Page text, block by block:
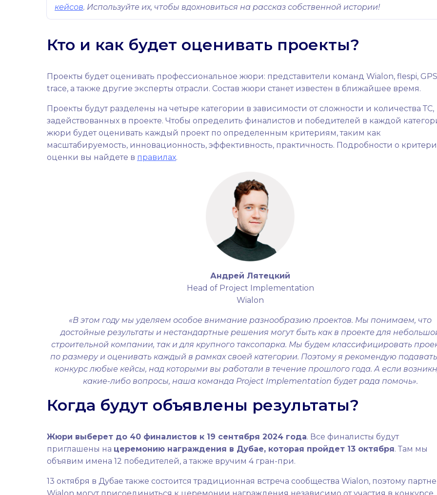
кейсов. Используйте их, чтобы вдохновиться на рассказ собственной истории!
Кто и как будет оценивать проекты?
Проекты будет оценивать профессиональное жюри: представители команд Wialon, flespi,
trace, а также другие эксперты отрасли. Состав жюри станет известен в ближайшее время.
Проекты будут разделены на четыре категории в зависимости от сложности и количества ТС,
задействованных в проекте. Чтобы определить финалистов и победителей в каждой
жюри будет оценивать каждый проект по определенным критериям, таким как
масштабируемость, инновационность, эффективность, практичность. Подробности о
оценки вы найдете в правилах.
Андрей Лятецкий
Head of Project Implementation
Wialon
«В этом году мы уделяем особое внимание разнообразию проектов. Мы понимаем, что
достойные результаты и нестандартные решения могут быть как в проекте для
строительной компании, так и для крупного таксопарка. Мы будем классифицировать
по размеру и оценивать каждый в рамках своей категории. Поэтому я рекомендую
конкурс любые кейсы, над которыми вы работали в течение прошлого года. А если
какие-либо вопросы, наша команда Project Implementation будет рада помочь».
Когда будут объявлены результаты?
Жюри выберет до 40 финалистов к 19 сентября 2024 года. Все финалисты будут
приглашены на церемонию награждения в Дубае, которая пройдет 13 октября. Там мы
объявим имена 12 победителей, а также вручим 4 гран-при.
13 октября в Дубае также состоится традиционная встреча сообщества Wialon, поэтому